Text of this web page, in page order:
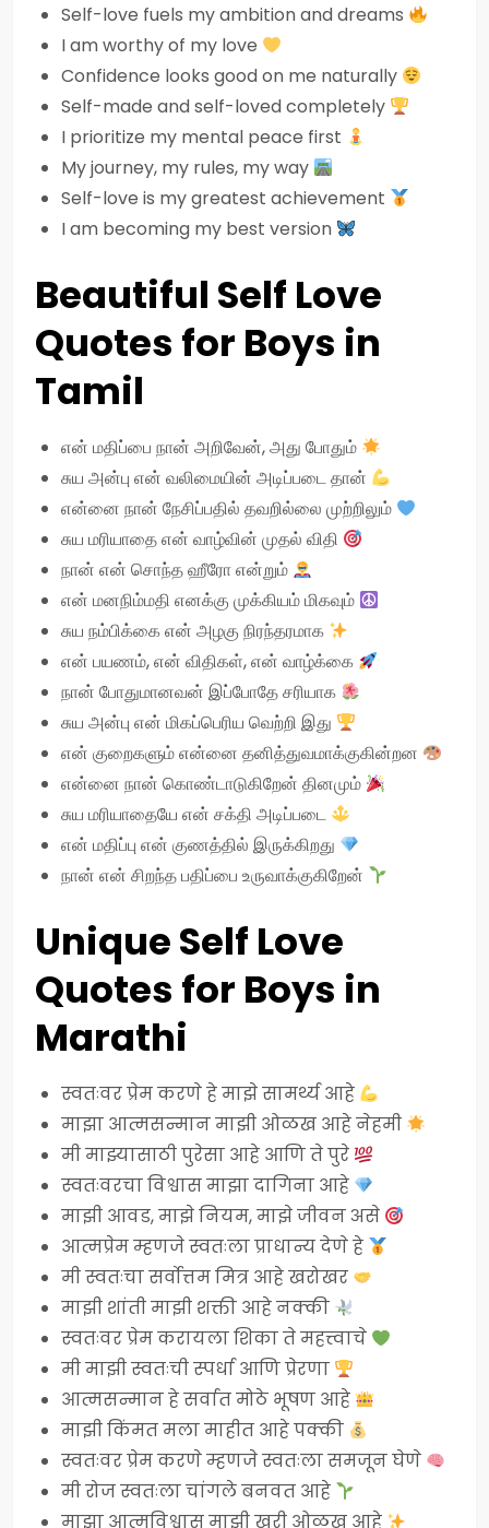
Self-love fuels my ambition and dreams
I am worthy of my love
Confidence looks good on me naturally
Self-made and self-loved completely
I prioritize my mental peace first
My journey, my rules, my way
Self-love is my greatest achievement
I am becoming my best version
Beautiful Self Love
Quotes for Boys in
Tamil
என் மதிப்பை நான் அறிவேன், அது போதும்
சுய அன்பு என் வலிமையின் அடிப்படை தான்
என்னை நான் நேசிப்பதில் தவறில்லை முற்றிலும்
சுய மரியாதை என் வாழ்வின் முதல் விதி
நான் என் சொந்த ஹீரோ என்றும்
என் மனநிம்மதி எனக்கு முக்கியம் மிகவும்
சுய நம்பிக்கை என் அழகு நிரந்தரமாக
என் பயணம், என் விதிகள், என் வாழ்க்கை
நான் போதுமானவன் இப்போதே சரியாக
சுய அன்பு என் மிகப்பெரிய வெற்றி இது
என் குறைகளும் என்னை தனித்துவமாக்குகின்றன
என்னை நான் கொண்டாடுகிறேன் தினமும்
சுய மரியாதையே என் சக்தி அடிப்படை
என் மதிப்பு என் குணத்தில் இருக்கிறது
நான் என் சிறந்த பதிப்பை உருவாக்குகிறேன்
Unique Self Love
Quotes for Boys in
Marathi
स्वतःवर प्रेम करणे हे माझे सामर्थ्य आहे
माझा आत्मसन्मान माझी ओळख आहे नेहमी
मी माझ्यासाठी पुरेसा आहे आणि ते पुरे
स्वतःवरचा विश्वास माझा दागिना आहे
माझी आवड, माझे नियम, माझे जीवन असे
आत्मप्रेम म्हणजे स्वतःला प्राधान्य देणे हे
मी स्वतःचा सर्वोत्तम मित्र आहे खरोखर
माझी शांती माझी शक्ती आहे नक्की
स्वतःवर प्रेम करायला शिका ते महत्त्वाचे
मी माझी स्वतःची स्पर्धा आणि प्रेरणा
आत्मसन्मान हे सर्वात मोठे भूषण आहे
माझी किंमत मला माहीत आहे पक्की
स्वतःवर प्रेम करणे म्हणजे स्वतःला समजून घेणे
मी रोज स्वतःला चांगले बनवत आहे
माझा आत्मविश्वास माझी खरी ओळख आहे